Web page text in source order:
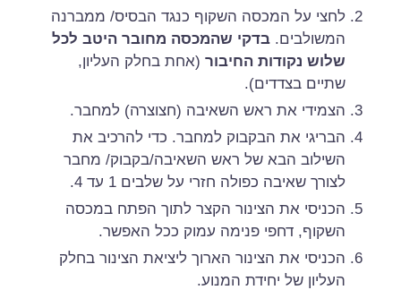
לחצי על המכסה השקוף כנגד הבסיס/ ממברנה
המשולבים.בדקי שהמכסה מחובר היטב לכל
שלוש נקודות החיבור (אחת בחלק העליון,
שתיים בצדדים).
הצמידי את ראש השאיבה (חצוצרה) למחבר.
הבריגי את הבקבוק למחבר. כדי להרכיב את
השילוב הבא של ראש השאיבה/בקבוק/ מחבר
לצורך שאיבה כפולה חזרי על שלבים 1 עד 4.
הכניסי את הצינור הקצר לתוך הפתח במכסה
השקוף, דחפי פנימה עמוק ככל האפשר.
הכניסי את הצינור הארוך ליציאת הצינור בחלק
העליון של יחידת המנוע.